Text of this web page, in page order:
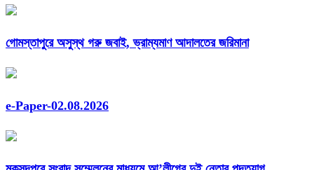
গোমস্তাপুরে অসুস্থ গরু জবাই, ভ্রাম্যমাণ আদালতের জরিমানা
e-Paper-02.08.2026